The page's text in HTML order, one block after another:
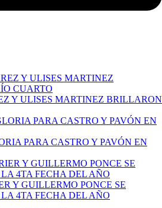
Y ULISES MARTINEZ BRILLARON
PARA CASTRO Y PAVÓN EN
Y GUILLERMO PONCE SE
4TA FECHA DEL AÑO